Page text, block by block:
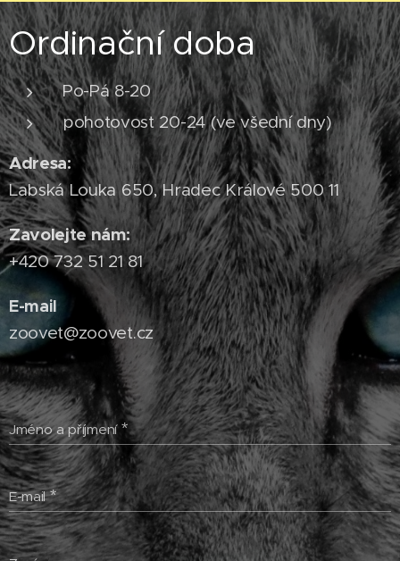
Ordinační doba
Po-Pá 8-20
pohotovost 20-24 (ve všední dny)
Adresa:
Labská Louka 650, Hradec Králové 500 11
Zavolejte nám:
+420 732 51 21 81
E-mail
zoovet@zoovet.cz
Jméno a příjmení
E-mail